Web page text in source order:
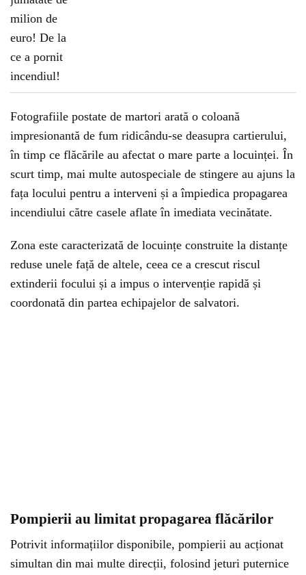
Fotografiile postate de martori arată o coloană
impresionantă de fum ridicându-se deasupra cartierului,
în timp ce flăcările au afectat o mare parte a locuinței. În
scurt timp, mai multe autospeciale de stingere au ajuns la
fața locului pentru a interveni și a împiedica propagarea
incendiului către casele aflate în imediata vecinătate.
Zona este caracterizată de locuințe construite la distanțe
reduse unele față de altele, ceea ce a crescut riscul
extinderii focului și a impus o intervenție rapidă și
coordonată din partea echipajelor de salvatori.
Pompierii au limitat propagarea flăcărilor
Potrivit informațiilor disponibile, pompierii au acționat
simultan din mai multe direcții, folosind jeturi puternice